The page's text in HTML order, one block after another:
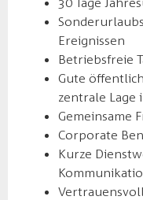
Ereignissen
Betriebsfreie
Gute
zentrale Lage
Gemeinsame
Corporate
Kurze